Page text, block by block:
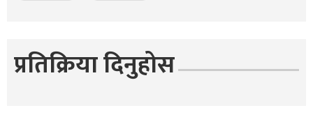
प्रतिक्रिया दिनुहोस